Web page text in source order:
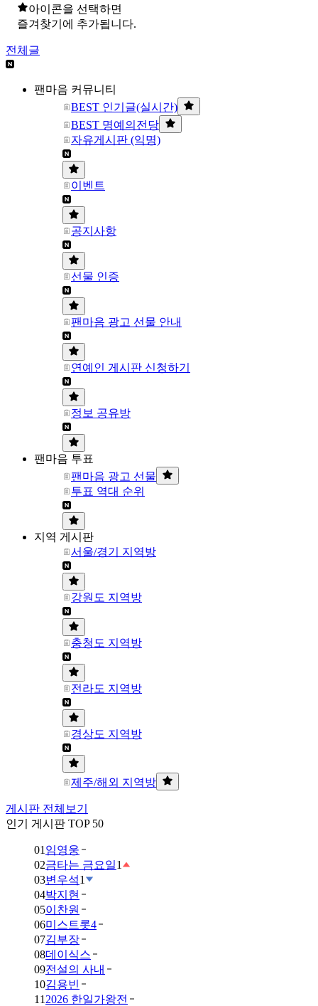
아이콘을 선택하면
즐겨찾기에 추가됩니다.
전체글
팬마음 커뮤니티
BEST 인기글(실시간)
BEST 명예의전당
자유게시판 (익명)
이벤트
공지사항
선물 인증
팬마음 광고 선물 안내
연예인 게시판 신청하기
정보 공유방
팬마음 투표
팬마음 광고 선물
투표 역대 순위
지역 게시판
서울/경기 지역방
강원도 지역방
충청도 지역방
전라도 지역방
경상도 지역방
제주/해외 지역방
게시판 전체보기
인기 게시판 TOP 50
01 임영웅
02금타는 금요일1
03변우석1
04박지현
05이찬원
06미스트롯4
07김부장
08데이식스
09전설의 사내
10김용빈
11 2026 한일가왕전